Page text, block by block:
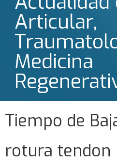
Articular,
Medicina
Tiempo de
rotura tendon